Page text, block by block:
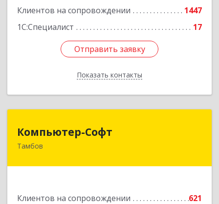
Клиентов на сопровождении
1447
1С:Специалист
17
Отправить заявку
Показать контакты
Отправить заявку
Назад
Компьютер-Софт
Тамбов
Клиентов на сопровождении
621
392000, Тамбовская обл, Тамбов г, Советская